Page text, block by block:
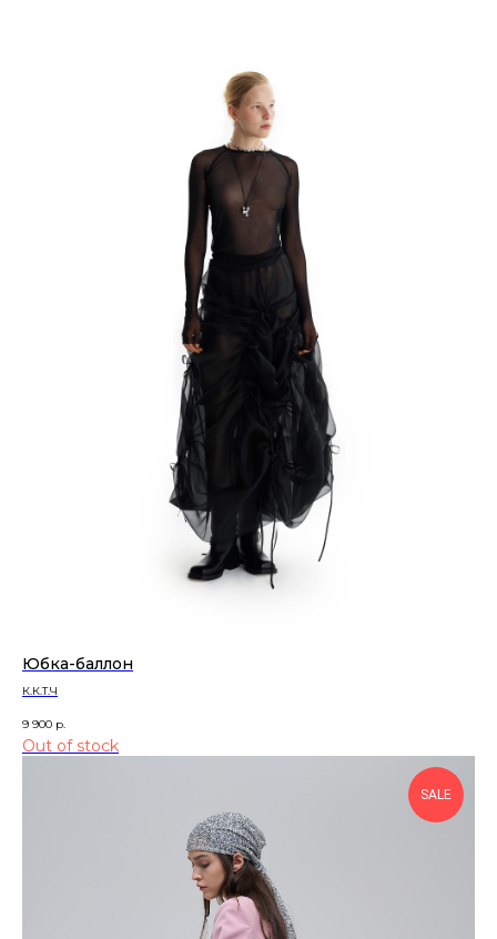
Юбка-баллон
К.К.Т.Ч
9 900 р.
Out of stock
SALE